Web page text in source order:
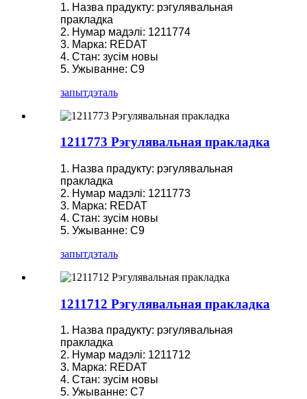
1. Назва прадукту: рэгулявальная
пракладка
2. Нумар мадэлі: 1211774
3. Марка: REDAT
4. Стан: зусім новы
5. Ужыванне: C9
запытдэталь
1211773 Рэгулявальная пракладка
1. Назва прадукту: рэгулявальная
пракладка
2. Нумар мадэлі: 1211773
3. Марка: REDAT
4. Стан: зусім новы
5. Ужыванне: C9
запытдэталь
1211712 Рэгулявальная пракладка
1. Назва прадукту: рэгулявальная
пракладка
2. Нумар мадэлі: 1211712
3. Марка: REDAT
4. Стан: зусім новы
5. Ужыванне: C7